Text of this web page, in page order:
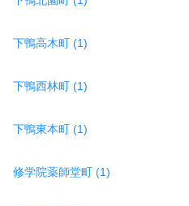
下鴨高木町 (1)
下鴨西林町 (1)
下鴨東本町 (1)
修学院薬師堂町 (1)